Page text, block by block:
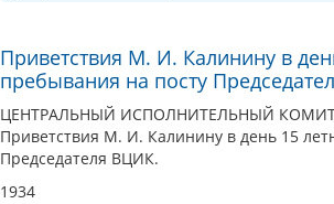
Приветствия М. И. Калинину в
пребывания на посту
ЦЕНТРАЛЬНЫЙ ИСПОЛНИТЕЛЬНЫЙ
Приветствия М. И. Калинину в день 15
Председателя ВЦИК.
1934